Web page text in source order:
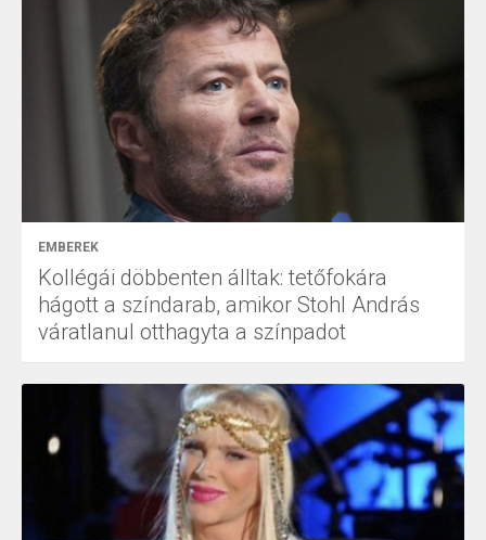
EMBEREK
Kollégái döbbenten álltak: tetőfokára
hágott a színdarab, amikor Stohl András
váratlanul otthagyta a színpadot